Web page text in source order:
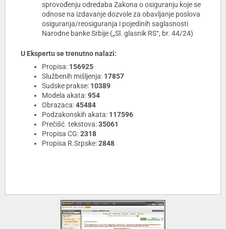
sprovođenju odredaba Zakona o osiguranju koje se
odnose na izdavanje dozvole za obavljanje poslova
osiguranja/reosiguranja i pojedinih saglasnosti
Narodne banke Srbije („Sl. glasnik RS“, br. 44/24)
U Ekspertu se trenutno nalazi:
Propisa: 156925
Službenih mišljenja: 17857
Sudske prakse: 10389
Modela akata:954
Obrazaca:45484
Podzakonskih akata: 117596
Prečišć. tekstova:35061
Propisa CG:2318
Propisa R.Srpske:2848